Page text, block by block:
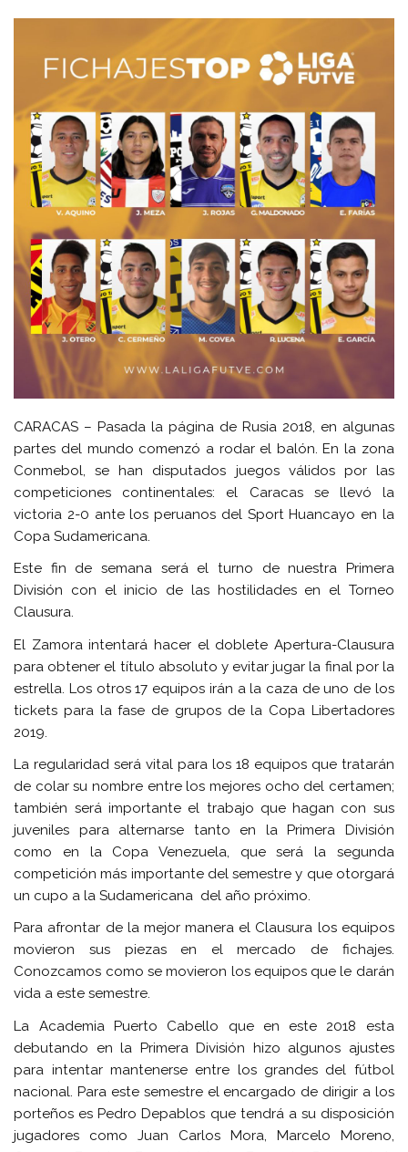
CARACAS – Pasada la página de Rusia 2018, en algunas
partes del mundo comenzó a rodar el balón. En la zona
Conmebol, se han disputados juegos válidos por las
competiciones continentales: el Caracas se llevó la
victoria 2-0 ante los peruanos del Sport Huancayo en la
Copa Sudamericana.
Este fin de semana será el turno de nuestra Primera
División con el inicio de las hostilidades en el Torneo
Clausura.
El Zamora intentará hacer el doblete Apertura-Clausura
para obtener el título absoluto y evitar jugar la final por la
estrella. Los otros 17 equipos irán a la caza de uno de los
tickets para la fase de grupos de la Copa Libertadores
2019.
La regularidad será vital para los 18 equipos que tratarán
de colar su nombre entre los mejores ocho del certamen;
también será importante el trabajo que hagan con sus
juveniles para alternarse tanto en la Primera División
como en la Copa Venezuela, que será la segunda
competición más importante del semestre y que otorgará
un cupo a la Sudamericana del año próximo.
Para afrontar de la mejor manera el Clausura los equipos
movieron sus piezas en el mercado de fichajes.
Conozcamos como se movieron los equipos que le darán
vida a este semestre.
La Academia Puerto Cabello que en este 2018 esta
debutando en la Primera División hizo algunos ajustes
para intentar mantenerse entre los grandes del fútbol
nacional. Para este semestre el encargado de dirigir a los
porteños es Pedro Depablos que tendrá a su disposición
jugadores como Juan Carlos Mora, Marcelo Moreno,